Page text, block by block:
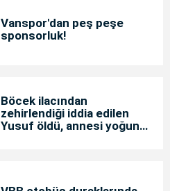
Vanspor'dan peş peşe
sponsorluk!
Böcek ilacından
zehirlendiği iddia edilen
Yusuf öldü, annesi yoğun